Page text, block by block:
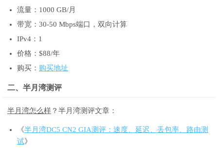
流量：1000 GB/月
带宽：30-50 Mbps端口，双向计算
IPv4：1
价格：$88/年
购买： 购买地址
二、半月湾测评
半月湾怎么样 ？半月湾测评文章：
《半月湾DC5 CN2 GIA测评：速度、延迟、丢包率、路由测
试》